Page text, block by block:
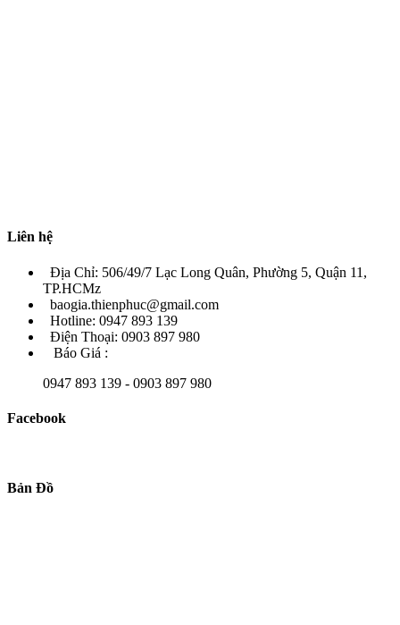
Liên hệ
Địa Chỉ: 506/49/7 Lạc Long Quân, Phường 5, Quận 11,
TP.HCMz
baogia.thienphuc@gmail.com
Hotline: 0947 893 139
Điện Thoại: 0903 897 980
Báo Giá :
0947 893 139 - 0903 897 980
Facebook
Bản Đồ